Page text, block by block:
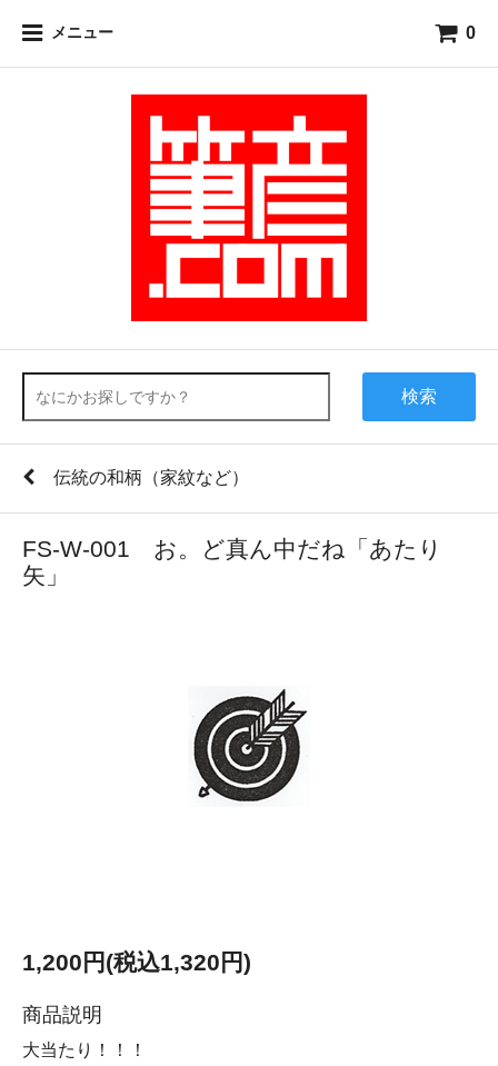
メニュー 0
検索
伝統の和柄（家紋など）
FS-W-001 お。ど真ん中だね「あたり
矢」
1,200円(税込1,320円)
商品説明
大当たり！！！